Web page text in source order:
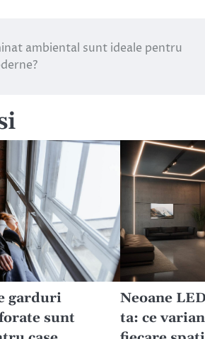
ambiental sunt ideale pentru
garduri
sunt
Neoane
ta: ce